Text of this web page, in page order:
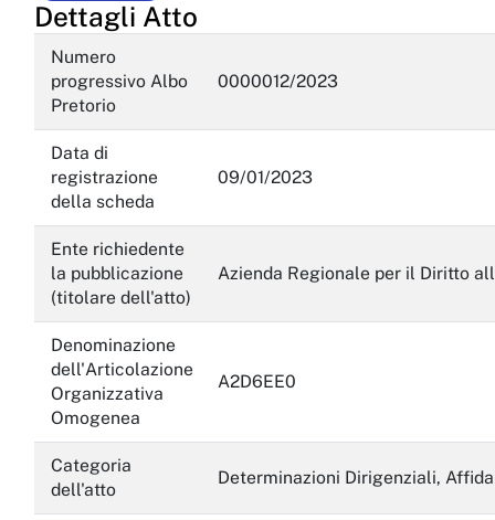
Bandi di gara e contratti
Sovvenzioni, contributi, sussidi, vantaggi economici
Bilanci
Beni immobili e gestione patrimonio
Controlli e rilievi sull'amministrazione
Servizi erogati
Pagamenti dell'amministrazione
Opere pubbliche
Pianificazione e governo del territorio
Informazioni ambientali
Interventi straordinari e di emergenza
Dettagli Atto
Numero
progressivo Albo
Pretorio
0000012/2023
Data di
registrazione
della scheda
09/01/2023
Ente richiedente
la pubblicazione
(titolare dell'atto)
Azienda Regionale per il Diritto
Denominazione
dell'Articolazione
Organizzativa
Omogenea
A2D6EE0
Categoria
dell'atto
Determinazioni Dirigenziali,